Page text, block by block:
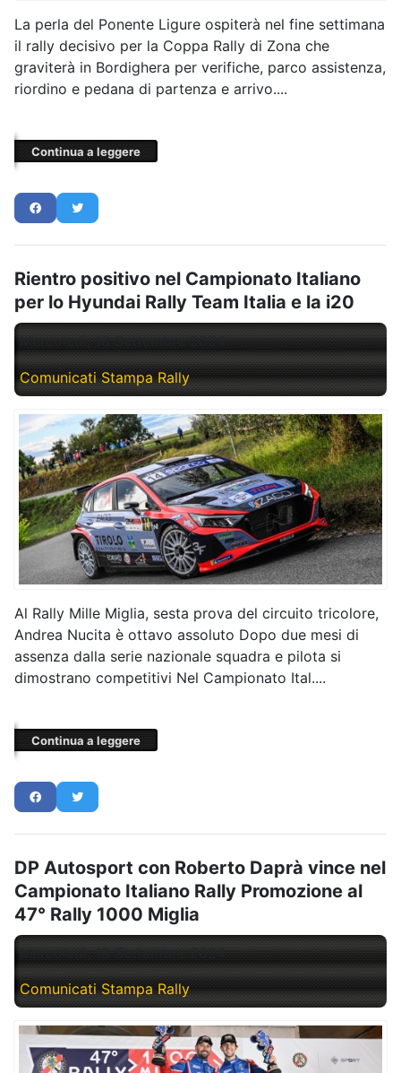
La perla del Ponente Ligure ospiterà nel fine settimana
il rally decisivo per la Coppa Rally di Zona che
graviterà in Bordighera per verifiche, parco assistenza,
riordino e pedana di partenza e arrivo....
Continua a leggere
Rientro positivo nel Campionato Italiano
per lo Hyundai Rally Team Italia e la i20
Mercoledì, 18 Settembre 2024
Comunicati Stampa Rally
Al Rally Mille Miglia, sesta prova del circuito tricolore,
Andrea Nucita è ottavo assoluto Dopo due mesi di
assenza dalla serie nazionale squadra e pilota si
dimostrano competitivi Nel Campionato Ital....
Continua a leggere
DP Autosport con Roberto Daprà vince nel
Campionato Italiano Rally Promozione al
47° Rally 1000 Miglia
Mercoledì, 18 Settembre 2024
Comunicati Stampa Rally